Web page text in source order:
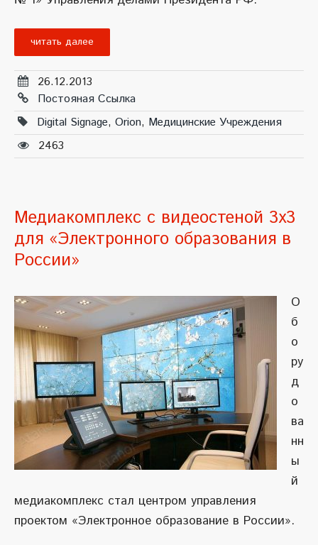
читать далее
26.12.2013
Постояная Ссылка
Digital Signage, Orion, Медицинские Учреждения
2463
Медиакомплекс с видеостеной 3х3
для «Электронного образования в
России»
О
б
о
ру
д
о
ва
нн
ы
й
медиакомплекс стал центром управления
проектом «Электронное образование в России».